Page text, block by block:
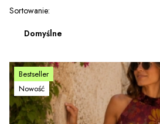
Lista produktów
Sortowanie:
Domyślne
Bestseller
Nowość